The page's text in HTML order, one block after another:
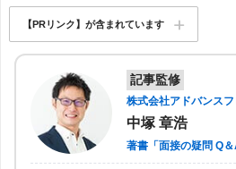
【PRリンク】が含まれています
記事監修
株式会社アドバンス
中塚 章浩
著書「面接の疑問 Q＆